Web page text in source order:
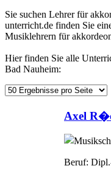
Sie suchen Lehrer für
unterricht.de finden Sie
Musiklehrern für
Hier finden Sie alle
Bad Nauheim:
Axel
Beruf: